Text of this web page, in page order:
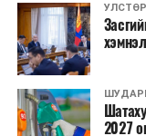
Засгийн газарт
УНШСАН: 507
ДАРААХ МЭДЭЭ
Сэргээгдэх эрчим
“Улаанбаатар
ачаалал
шатахууны
боломжтой гэсэн
үндэслэлд
2027